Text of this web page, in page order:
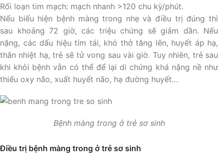
Rối loạn tim mạch: mạch nhanh >120 chu kỳ/phút.
Nếu biểu hiện bệnh màng trong nhẹ và điều trị đúng thì
sau khoảng 72 giờ, các triệu chứng sẽ giảm dần. Nếu
nặng, các dấu hiệu tím tái, khó thở tăng lên, huyết áp hạ,
thân nhiệt hạ, trẻ sẽ tử vong sau vài giờ. Tuy nhiên, trẻ sau
khi khỏi bệnh vẫn có thể để lại di chứng khá nặng nề như
thiếu oxy não, xuất huyết não, hạ đường huyết…
Bệnh màng trong ở trẻ sơ sinh
Điều trị bệnh màng trong ở trẻ sơ sinh